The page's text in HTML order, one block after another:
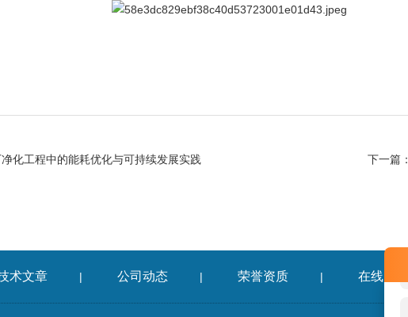
下一篇：
化工程中的能耗优化与可持续发展实践
术文章 | 公司动态 | 荣誉资质 | 在线留言